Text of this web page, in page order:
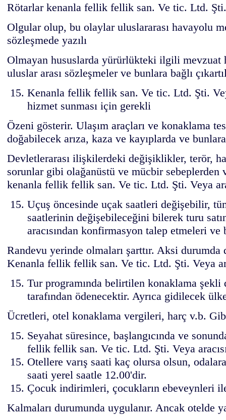
Rötarlar kenanla fellik fellik san. Ve tic. Ltd. Şti.
Olgular olup, bu olaylar uluslararası havayolu
sözleşmede yazılı
Olmayan hususlarda yürürlükteki ilgili mevzuat
uluslar arası sözleşmeler ve bunlara bağlı
Kenanla fellik fellik san. Ve tic. Ltd. Şti.
hizmet sunması için gerekli
Özeni gösterir. Ulaşım araçları ve konaklama
doğabilecek arıza, kaza ve kayıplarda ve
Devletlerarası ilişkilerdeki değişiklikler, terör,
sorunlar gibi olağanüstü ve mücbir sebeplerden
kenanla fellik fellik san. Ve tic. Ltd. Şti. Veya
Uçuş öncesinde uçak saatleri değişebilir,
saatlerinin değişebileceğini bilerek turu
aracısından konfirmasyon talep etmeleri
Randevu yerinde olmaları şarttır. Aksi
Kenanla fellik fellik san. Ve tic. Ltd. Şti. Veya
Tur programında belirtilen konaklama şekli
tarafından ödenecektir. Ayrıca gidilecek
Ücretleri, otel konaklama vergileri, harç v.b.
Seyahat süresince, başlangıcında ve
fellik fellik san. Ve tic. Ltd. Şti. Veya
Otellere varış saati kaç olursa olsun,
saati yerel saatle 12.00'dir.
Çocuk indirimleri, çocukların ebeveynleri
Kalmaları durumunda uygulanır. Ancak otelde